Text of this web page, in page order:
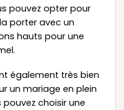
pouvez opter pour
porter avec un
hauts pour une
également très bien
un mariage en plein
choisir une